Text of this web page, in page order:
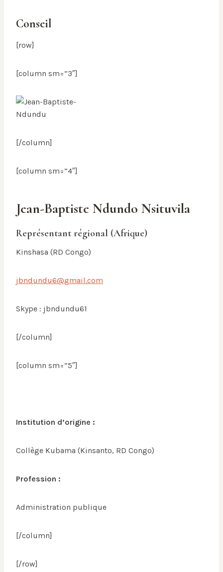
Conseil
[row]
[column sm=”3″]
[/column]
[column sm=”4″]
Jean-Baptiste Ndundo Nsituvila
Représentant régional (Afrique)
Kinshasa (RD Congo)
jbndundu6@gmail.com
Skype : jbndundu61
[/column]
[column sm=”5″]
Institution d’origine :
Collège Kubama (Kinsanto, RD Congo)
Profession :
Administration publique
[/column]
[/row]